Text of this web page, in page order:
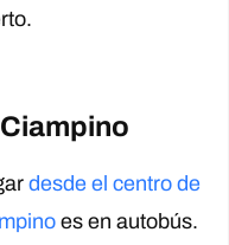
desde el centro de
es en autobús.